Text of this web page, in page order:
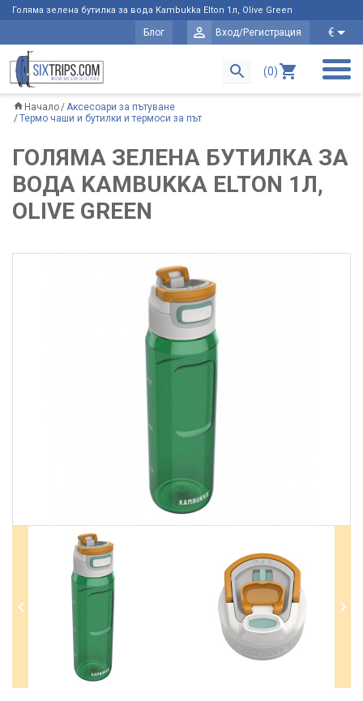
Голяма зелена бутилка за вода Kambukka Elton 1л, Olive Green
Блог Вход/Регистрация €
(0)
Начало
Аксесоари за пътуване
Термо чаши и бутилки и термоси за път
ГОЛЯМА ЗЕЛЕНА БУТИЛКА ЗА
ВОДА KAMBUKKA ELTON 1Л,
OLIVE GREEN